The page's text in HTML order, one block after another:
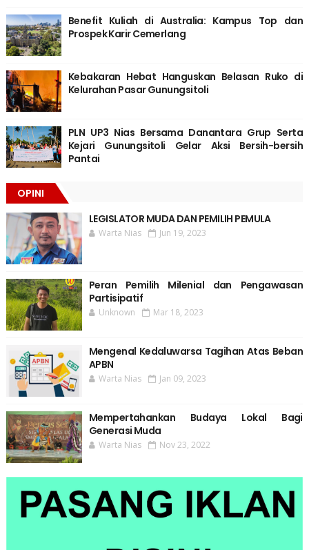
Benefit Kuliah di Australia: Kampus Top dan
Prospek Karir Cemerlang
Kebakaran Hebat Hanguskan Belasan Ruko di
Kelurahan Pasar Gunungsitoli
PLN UP3 Nias Bersama Danantara Grup Serta
Kejari Gunungsitoli Gelar Aksi Bersih-bersih
Pantai
OPINI
LEGISLATOR MUDA DAN PEMILIH PEMULA
Warta Nias Jun 19, 2023
Peran Pemilih Milenial dan Pengawasan
Partisipatif
Unknown Mar 18, 2023
Mengenal Kedaluwarsa Tagihan Atas Beban
APBN
Warta Nias Jan 09, 2023
Mempertahankan Budaya Lokal Bagi
Generasi Muda
Warta Nias Nov 23, 2022